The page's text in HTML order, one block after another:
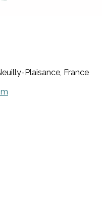
Plaisance, France